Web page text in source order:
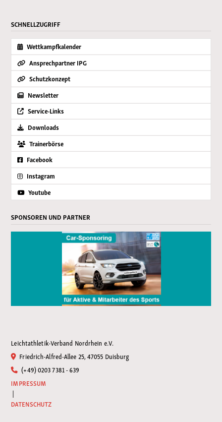
SCHNELLZUGRIFF
Wettkampfkalender
Ansprechpartner IPG
Schutzkonzept
Newsletter
Service-Links
Downloads
Trainerbörse
Facebook
Instagram
Youtube
SPONSOREN UND PARTNER
Leichtathletik-Verband Nordrhein e.V.
Friedrich-Alfred-Allee 25, 47055 Duisburg
(+49) 0203 7381 - 639
IMPRESSUM
|
DATENSCHUTZ